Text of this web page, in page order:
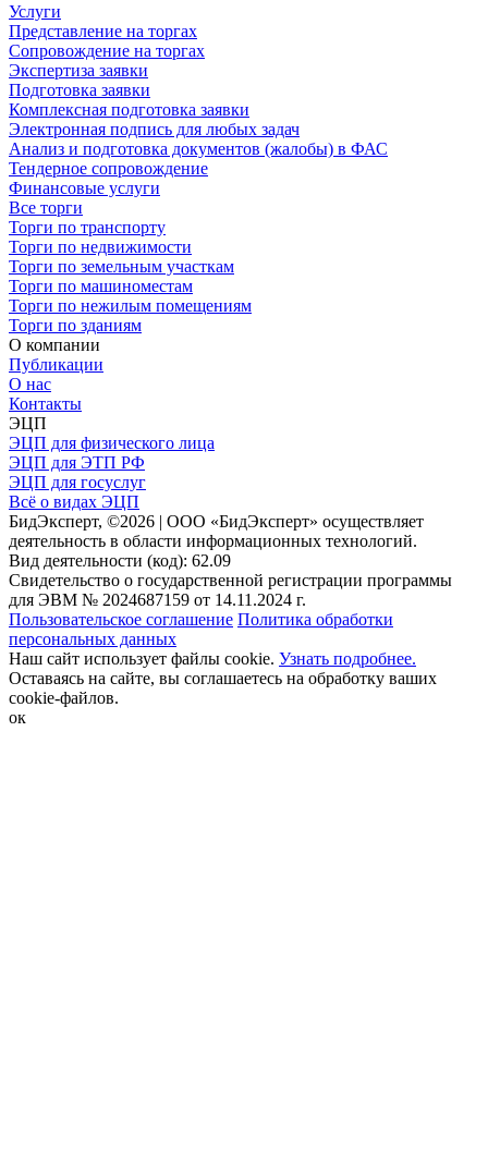
Услуги
Представление на торгах
Сопровождение на торгах
Экспертиза заявки
Подготовка заявки
Комплексная подготовка заявки
Электронная подпись для любых задач
Анализ и подготовка документов (жалобы) в ФАС
Тендерное сопровождение
Финансовые услуги
Все торги
Торги по транспорту
Торги по недвижимости
Торги по земельным участкам
Торги по машиноместам
Торги по нежилым помещениям
Торги по зданиям
О компании
Публикации
О нас
Контакты
ЭЦП
ЭЦП для физического лица
ЭЦП для ЭТП РФ
ЭЦП для госуслуг
Всё о видах ЭЦП
БидЭксперт, ©2026 | ООО «БидЭксперт» осуществляет
деятельность в области информационных технологий.
Вид деятельности (код): 62.09
Свидетельство о государственной регистрации программы
для ЭВМ № 2024687159 от 14.11.2024 г.
Пользовательское соглашение Политика обработки
персональных данных
Наш сайт использует файлы cookie. Узнать подробнее.
Оставаясь на сайте, вы соглашаетесь на обработку ваших
cookie-файлов.
ок